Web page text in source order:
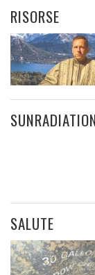
RISORSE
SALUTE